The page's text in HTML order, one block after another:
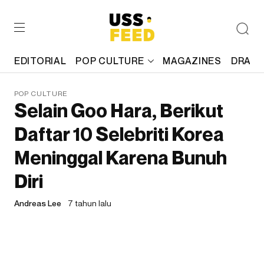
EDITORIAL POP CULTURE MAGAZINES
POP CULTURE
Selain Goo Hara, Berikut
Daftar 10 Selebriti Korea
Meninggal Karena Bunuh
Diri
Andreas Lee 7 tahun lalu